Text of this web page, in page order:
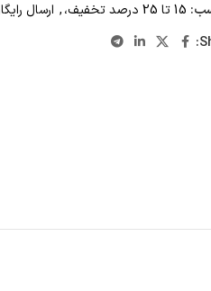
15 تا 25 درصد تخفیف، , ارسال